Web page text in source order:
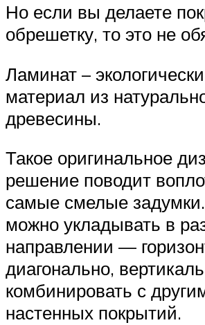
Но если вы делаете
обрешетку, то это не
Ламинат –
материал из
древесины.
Такое оригинальное
решение поводит
самые смелые
можно укладывать в
направлении —
диагонально,
комбинировать с
настенных покрытий.